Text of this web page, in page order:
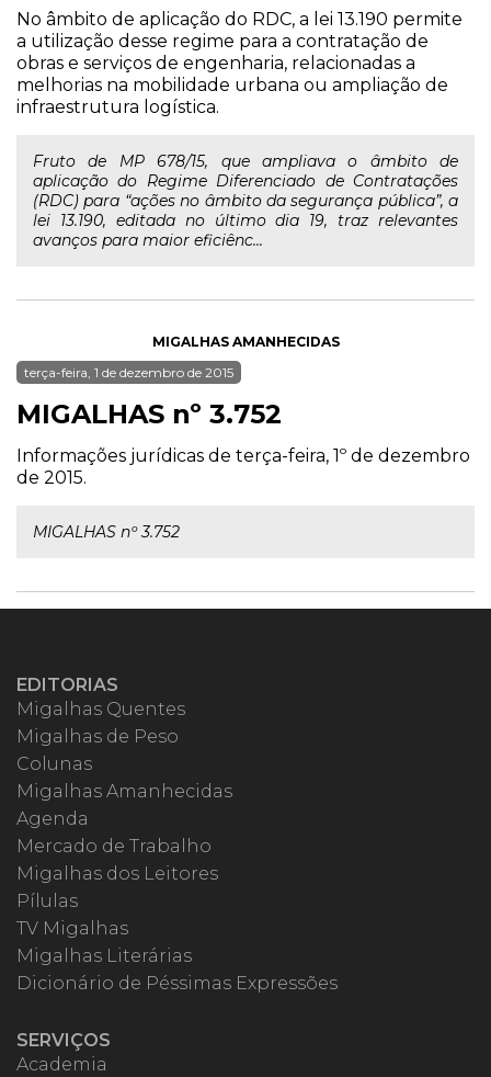
No âmbito de aplicação do RDC, a lei 13.190 permite
a utilização desse regime para a contratação de
obras e serviços de engenharia, relacionadas a
melhorias na mobilidade urbana ou ampliação de
infraestrutura logística.
Fruto de MP 678/15, que ampliava o âmbito de
aplicação do Regime Diferenciado de Contratações
(RDC) para “ações no âmbito da segurança pública”, a
lei 13.190, editada no último dia 19, traz relevantes
avanços para maior eficiênc...
MIGALHAS AMANHECIDAS
terça-feira, 1 de dezembro de 2015
MIGALHAS nº 3.752
Informações jurídicas de terça-feira, 1º de dezembro
de 2015.
MIGALHAS nº 3.752
EDITORIAS
Migalhas Quentes
Migalhas de Peso
Colunas
Migalhas Amanhecidas
Agenda
Mercado de Trabalho
Migalhas dos Leitores
Pílulas
TV Migalhas
Migalhas Literárias
Dicionário de Péssimas Expressões
SERVIÇOS
Academia